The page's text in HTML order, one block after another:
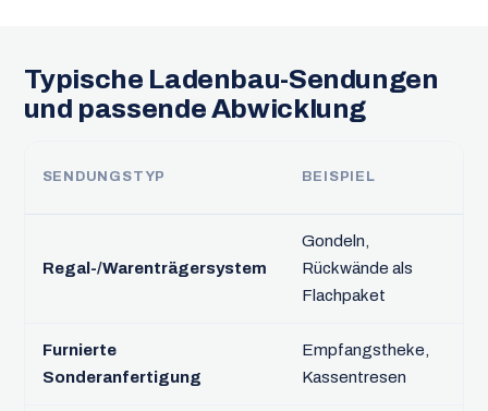
Typische Ladenbau-Sendungen
und passende Abwicklung
SENDUNGSTYP BEISPIEL
Regal-/Warenträgersystem
Gondeln,
Rückwände als
Flachpaket
Furnierte
Sonderanfertigung
Empfangstheke,
Kassentresen